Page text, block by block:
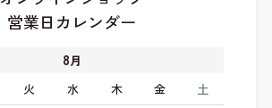
営業日カレンダー
8月
火 水 木 金 土